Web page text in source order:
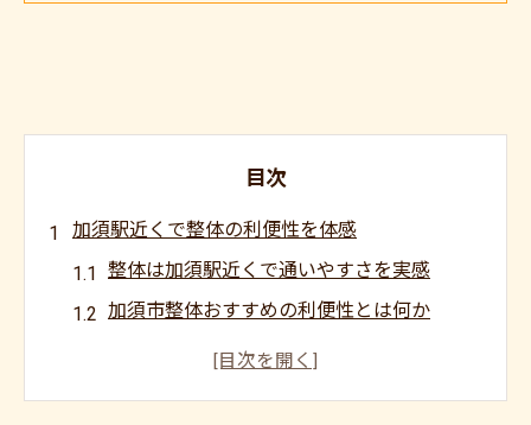
目次
加須駅近くで整体の利便性を体感
整体は加須駅近くで通いやすさを実感
加須市整体おすすめの利便性とは何か
整体選びで駅近のアクセスが重要な理由